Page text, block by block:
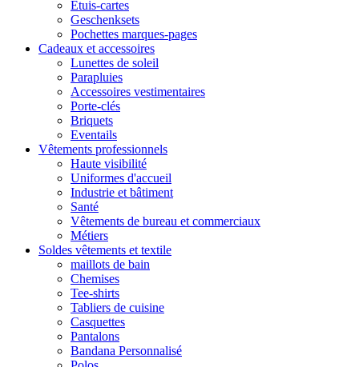
Etuis-cartes
Geschenksets
Pochettes marques-pages
Cadeaux et accessoires
Lunettes de soleil
Parapluies
Accessoires vestimentaires
Porte-clés
Briquets
Eventails
Vêtements professionnels
Haute visibilité
Uniformes d'accueil
Industrie et bâtiment
Santé
Vêtements de bureau et commerciaux
Métiers
Soldes vêtements et textile
maillots de bain
Chemises
Tee-shirts
Tabliers de cuisine
Casquettes
Pantalons
Bandana Personnalisé